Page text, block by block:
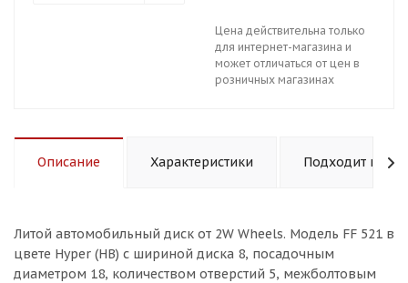
Цена действительна только
для интернет-магазина и
может отличаться от цен в
розничных магазинах
Описание Характеристики Подходит к
Литой aвтомобильный диск от 2W Wheels. Модель FF 521 в
цвете Hyper (HB) с шириной диска 8, посадочным
диаметром 18, количеством отверстий 5, межболтовым